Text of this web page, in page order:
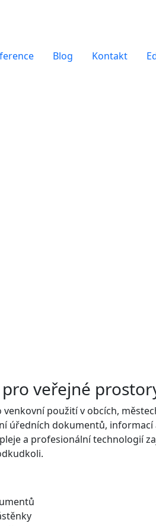
Blog Kontakt
pro veřejné
použití v obcích,
úředních dokumentů, informací
a profesionální technologií